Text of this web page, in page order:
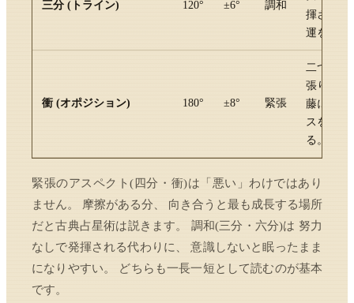
三分 (トライン) 120° ±6° 調和
揮される
運を表す
衝 (オポジション) 180° ±8° 緊張
二つの力
張り合う
藤に出や
スを取れ
る。
緊張のアスペクト(四分・衝)は「悪い」わけではあり
ません。 摩擦がある分、 向き合うと最も成長する場所
だと古典占星術は説きます。 調和(三分・六分)は 努力
なしで発揮される代わりに、 意識しないと眠ったまま
になりやすい。 どちらも一長一短として読むのが基本
です。